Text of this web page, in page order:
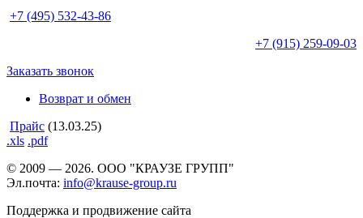
+7 (495) 532-43-86
+7 (915) 259-09-03
Заказать звонок
Возврат и обмен
Прайс (13.03.25)
.xls .pdf
© 2009 — 2026. ООО "КРАУЗЕ ГРУПП"
Эл.почта: info@krause-group.ru
Поддержка и продвижение сайта